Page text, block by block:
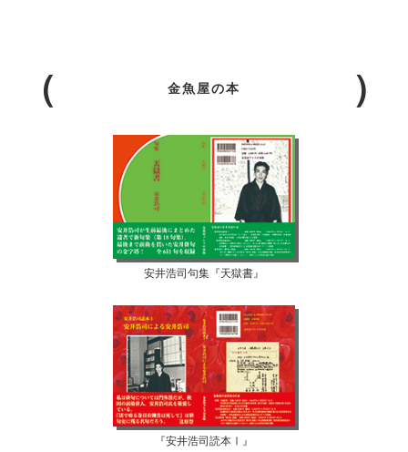
金魚屋の本
安井浩司句集『天獄書』
『安井浩司読本Ⅰ』